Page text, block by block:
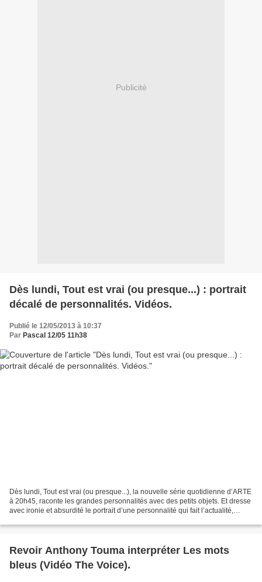
Publicité
Dès lundi, Tout est vrai (ou presque...) : portrait
décalé de personnalités. Vidéos.
Publié le 12/05/2013 à 10:37
Par Pascal 12/05 11h38
Dès lundi, Tout est vrai (ou presque...), la nouvelle série quotidienne d’ARTE
à 20h45, raconte les grandes personnalités avec des petits objets. Et dresse
avec ironie et absurdité le portrait d’une personnalité qui fait l’actualité,
Revoir Anthony Touma interpréter Les mots
bleus (Vidéo The Voice).